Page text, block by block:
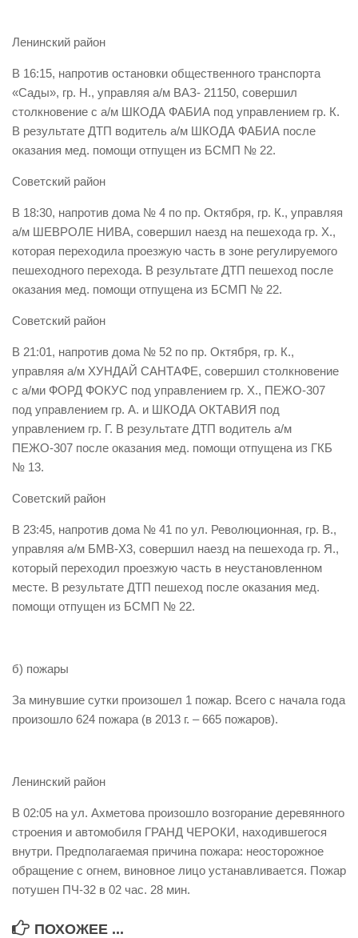
СМИ о нас
Конкурсы
Наша работа
Фотогалерея
Обращения
Контакты
Вакансии
Ленинский район
В 16:15, напротив остановки общественного транспорта
«Сады», гр. Н., управляя а/м ВАЗ- 21150, совершил
столкновение с а/м ШКОДА ФАБИА под управлением гр. К.
В результате ДТП водитель а/м ШКОДА ФАБИА после
оказания мед. помощи отпущен из БСМП № 22.
Советский район
В 18:30, напротив дома № 4 по пр. Октября, гр. К., управляя
а/м ШЕВРОЛЕ НИВА, совершил наезд на пешехода гр. Х.,
которая переходила проезжую часть в зоне регулируемого
пешеходного перехода. В результате ДТП пешеход после
оказания мед. помощи отпущена из БСМП № 22.
Советский район
В 21:01, напротив дома № 52 по пр. Октября, гр. К.,
управляя а/м ХУНДАЙ САНТАФЕ, совершил столкновение
с а/ми ФОРД ФОКУС под управлением гр. Х., ПЕЖО-307
под управлением гр. А. и ШКОДА ОКТАВИЯ под
управлением гр. Г. В результате ДТП водитель а/м
ПЕЖО-307 после оказания мед. помощи отпущена из ГКБ
№ 13.
Советский район
В 23:45, напротив дома № 41 по ул. Революционная, гр. В.,
управляя а/м БМВ-Х3, совершил наезд на пешехода гр. Я.,
который переходил проезжую часть в неустановленном
месте. В результате ДТП пешеход после оказания мед.
помощи отпущен из БСМП № 22.
б) пожары
За минувшие сутки произошел 1 пожар. Всего с начала года
произошло 624 пожара (в 2013 г. – 665 пожаров).
Ленинский район
В 02:05 на ул. Ахметова произошло возгорание деревянного
строения и автомобиля ГРАНД ЧЕРОКИ, находившегося
внутри. Предполагаемая причина пожара: неосторожное
обращение с огнем, виновное лицо устанавливается. Пожар
потушен ПЧ-32 в 02 час. 28 мин.
ПОХОЖЕЕ ...